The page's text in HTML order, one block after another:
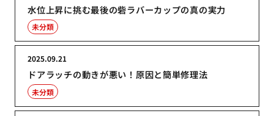
水位上昇に挑む最後の砦ラバーカップの真の実力
未分類
ドアラッチの動きが悪い！原因と簡単修理法
2025.09.21
未分類